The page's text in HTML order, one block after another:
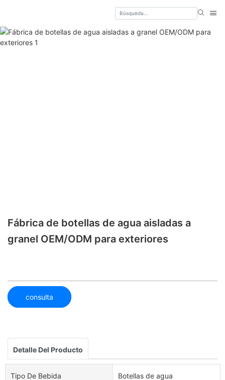
Fábrica de botellas de agua aisladas a
granel OEM/ODM para exteriores
consulta
Detalle Del Producto
Tipo De Bebida Botellas de agua